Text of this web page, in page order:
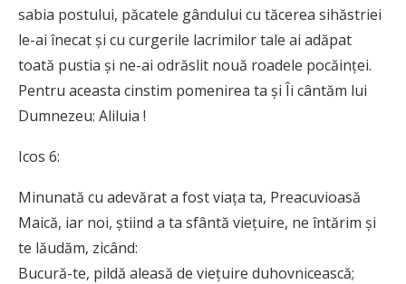
sabia postului, păcatele gândului cu tăcerea sihăstriei
le-ai înecat și cu curgerile la­cri­milor tale ai adăpat
toată pustia și ne-ai odrăslit nouă roadele pocăinței.
Pentru aceasta cinstim pomenirea ta și Îi cântăm lui
Dumnezeu: Aliluia !
Icos 6:
Minunată cu adevărat a fost viața ta, Prea­cuvioasă
Maică, iar noi, știind a ta sfântă viețuire, ne întărim și
te lăudăm, zicând:
Bucură-te, pildă aleasă de viețuire du­hov­nicească;